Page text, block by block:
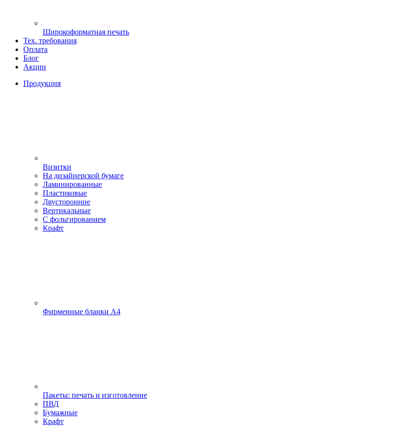
Широкоформатная печать
Тех. требования
Оплата
Блог
Акции
Продукция
Визитки
На дизайнерской бумаге
Ламинированные
Пластиковые
Двусторонние
Вертикальные
С фольгированием
Крафт
Фирменные бланки А4
Пакеты: печать и изготовление
ПВД
Бумажные
Крафт